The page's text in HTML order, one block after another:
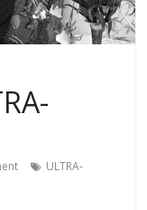
ULTRA-